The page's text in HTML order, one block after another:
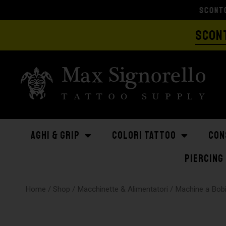
AGHI & GRIP COLORI TATTOO
PIERCING
Home / Shop / Macchinette & Alimentatori / Machine a